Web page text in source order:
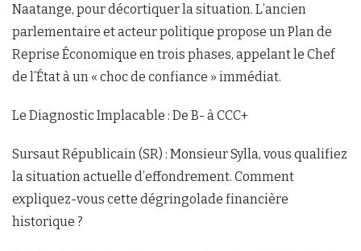
Naatange, pour décortiquer la situation. L’ancien
parlementaire et acteur politique propose un Plan de
Reprise Économique en trois phases, appelant le Chef
de l’État à un « choc de confiance » immédiat.
Le Diagnostic Implacable : De B- à CCC+
Sursaut Républicain (SR) : Monsieur Sylla, vous qualifiez
la situation actuelle d’effondrement. Comment
expliquez-vous cette dégringolade financière
historique ?